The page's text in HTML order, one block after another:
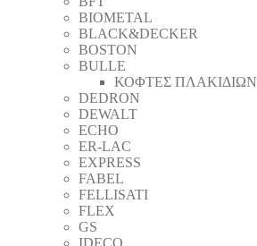
BIOMETAL
BLACK&DECKER
BOSTON
BULLE
ΚΟΦΤΕΣ ΠΛΑΚΙΔΙΩΝ
DEDRON
DEWALT
ECHO
ER-LAC
EXPRESS
FABEL
FELLISATI
FLEX
GS